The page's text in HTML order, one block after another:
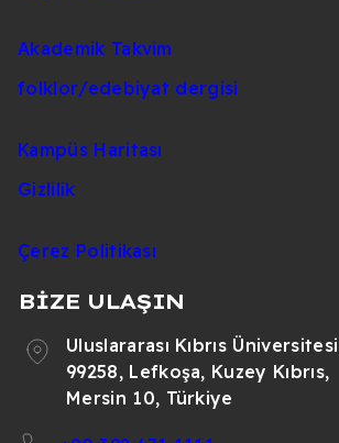
Akademik Takvim
folklor/edebiyat dergisi
Kampüs Haritası
Gizlilik
Çerez Politikası
BİZE ULAŞIN
Uluslararası Kıbrıs Üniversitesi
99258, Lefkoşa, Kuzey Kıbrıs,
Mersin 10, Türkiye